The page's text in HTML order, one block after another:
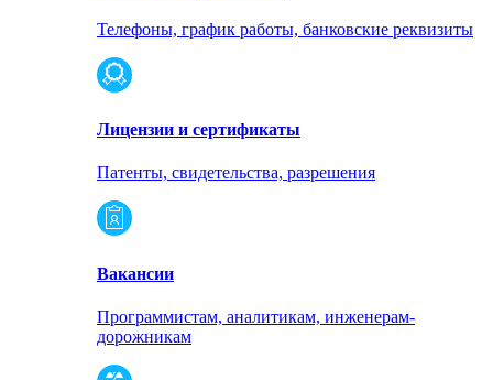
Телефоны, график работы, банковские реквизиты
Лицензии и сертификаты
Патенты, свидетельства, разрешения
Вакансии
Программистам, аналитикам, инженерам-
дорожникам